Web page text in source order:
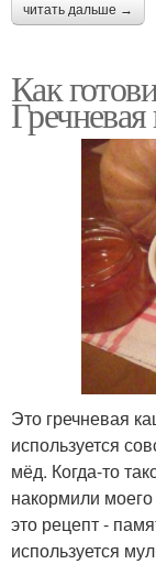
читать дальше →
Как
Это гречневая
используется
мёд. Когда-то
накормили
это рецепт -
используется